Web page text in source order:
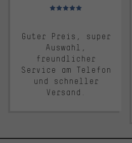
Bewertungen: 5 von 5
Guter Preis, super
Auswahl,
freundlicher
Service am Telefon
und schneller
Versand.